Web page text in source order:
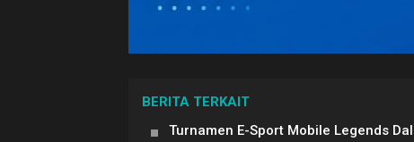
BERITA TERKAIT
Turnamen E-Sport Mobile Legends